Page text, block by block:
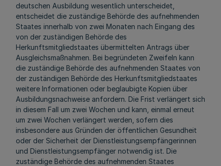
deutschen Ausbildung wesentlich unterscheidet,
entscheidet die zuständige Behörde des aufnehmenden
Staates innerhalb von zwei Monaten nach Eingang des
von der zuständigen Behörde des
Herkunftsmitgliedstaates übermittelten Antrags über
Ausgleichsmaßnahmen. Bei begründeten Zweifeln kann
die zuständige Behörde des aufnehmenden Staates von
der zuständigen Behörde des Herkunftsmitgliedstaates
weitere Informationen oder beglaubigte Kopien über
Ausbildungsnachweise anfordern. Die Frist verlängert sich
in diesem Fall um zwei Wochen und kann, einmal erneut
um zwei Wochen verlängert werden, sofern dies
insbesondere aus Gründen der öffentlichen Gesundheit
oder der Sicherheit der Dienstleistungsempfängerinnen
und Dienstleistungsempfänger notwendig ist. Die
zuständige Behörde des aufnehmenden Staates